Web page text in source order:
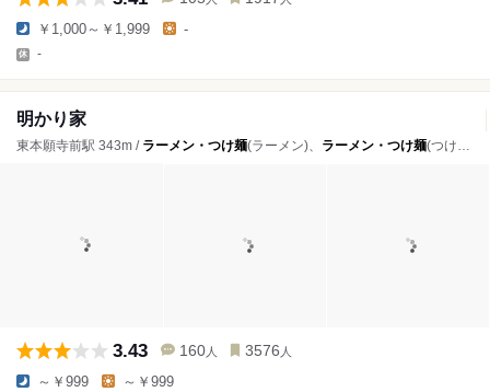
￥1,000～￥1,999 -
-
明かり家
東本願寺前駅 343m / ラーメン・つけ麺(ラーメン)、 ラーメン・つけ麺(つけ麺)
3.43 160 人 3576 人
～￥999 ～￥999